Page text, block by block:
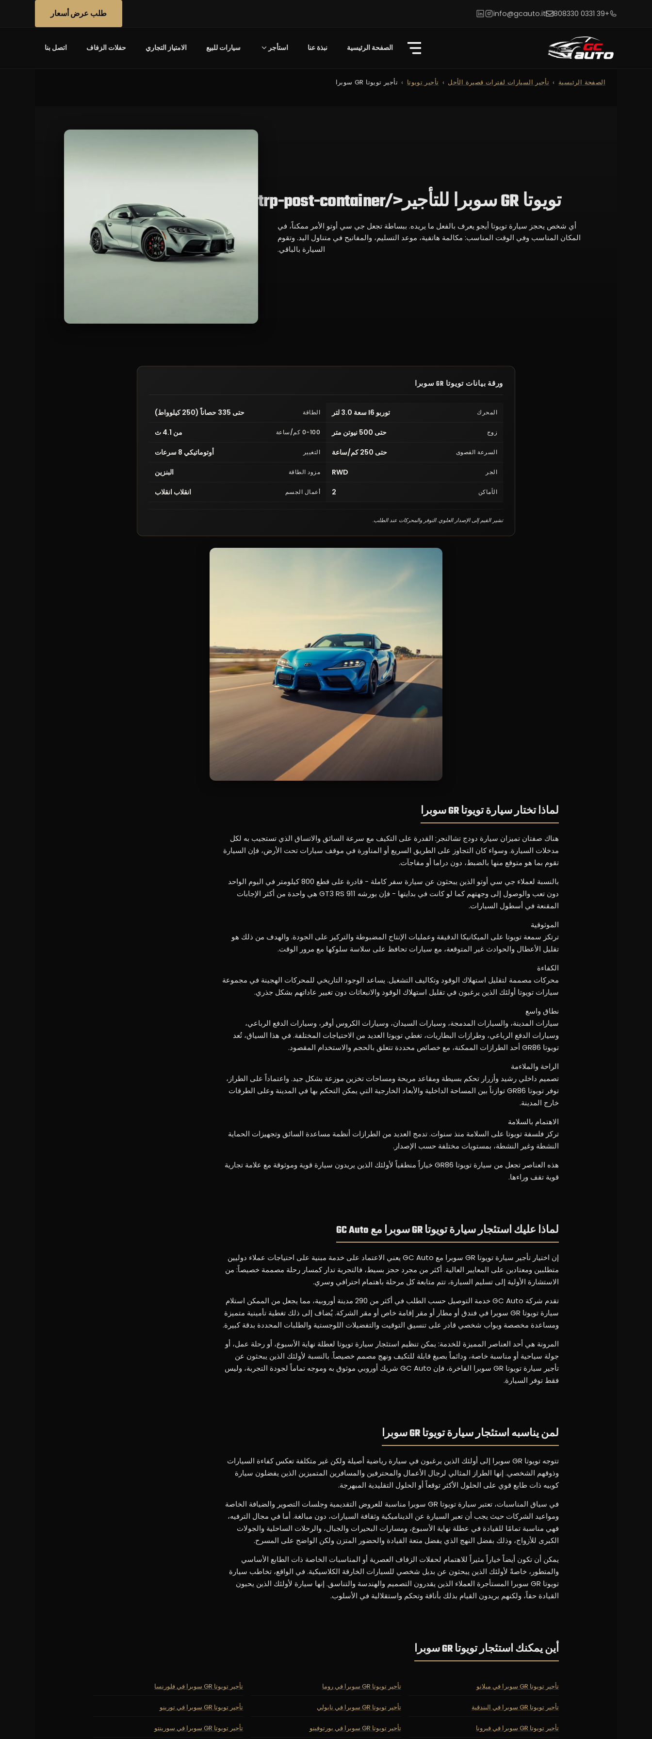
+39 0331 808330
info@gcauto.it طلب عرض أسعار
الصفحة الرئيسية نبذة عنا استأجر سيارات للبيع الامتياز التجاري حفلات الزفاف اتصل بنا
الصفحة الرئيسية تأجير السيارات لفترات قصيرة الأجل تأجير تويوتا تأجير تويوتا GR سوبرا
تويوتا GR سوبرا للتأجير</trp-post-container
أي شخص يحجز سيارة تويوتا أيجو يعرف بالفعل ما يريده. ببساطة تجعل جي سي أوتو الأمر ممكناً، في
المكان المناسب وفي الوقت المناسب: مكالمة هاتفية، موعد التسليم، والمفاتيح في متناول اليد. وتقوم
السيارة بالباقي.
ورقة بيانات تويوتا GR سوبرا
المحرك توربو I6 سعة 3.0 لتر الطاقة حتى 335 حصاناً (250 كيلوواط)
زوج حتى 500 نيوتن متر 0-100 كم/ساعة من 4.1 ث
السرعة القصوى حتى 250 كم/ساعة التغيير أوتوماتيكي 8 سرعات
الجر RWD مزود الطاقة البنزين
الأماكن 2 أعمال الجسم انقلاب انقلاب
تشير القيم إلى الإصدار العلوي. التوفر والمحركات عند الطلب.
لماذا تختار سيارة تويوتا GR سوبرا
هناك صفتان تميزان سيارة دودج تشالنجر: القدرة على التكيف مع سرعة السائق والاتساق الذي تستجيب به لكل
مدخلات السيارة. وسواء كان التجاوز على الطريق السريع أو المناورة في موقف سيارات تحت الأرض، فإن السيارة
تقوم بما هو متوقع منها بالضبط، دون دراما أو مفاجآت.
بالنسبة لعملاء جي سي أوتو الذين يبحثون عن سيارة سفر كاملة - قادرة على قطع 800 كيلومتر في اليوم الواحد
دون تعب والوصول إلى وجهتهم كما لو كانت في بدايتها - فإن بورشه 911 GT3 RS هي واحدة من أكثر الإجابات
المقنعة في أسطول السيارات.
الموثوقية
ترتكز سمعة تويوتا على الميكانيكا الدقيقة وعمليات الإنتاج المضبوطة والتركيز على الجودة. والهدف من ذلك هو
تقليل الأعطال والحوادث غير المتوقعة، مع سيارات تحافظ على سلاسة سلوكها مع مرور الوقت.
الكفاءة
محركات مصممة لتقليل استهلاك الوقود وتكاليف التشغيل. يساعد الوجود التاريخي للمحركات الهجينة في مجموعة
سيارات تويوتا أولئك الذين يرغبون في تقليل استهلاك الوقود والانبعاثات دون تغيير عاداتهم بشكل جذري.
نطاق واسع
سيارات المدينة، والسيارات المدمجة، وسيارات السيدان، وسيارات الكروس أوفر، وسيارات الدفع الرباعي،
وسيارات الدفع الرباعي، وطرازات البطاريات، تغطي تويوتا العديد من الاحتياجات المختلفة. في هذا السياق، تُعد
تويوتا GR86 أحد الطرازات الممكنة، مع خصائص محددة تتعلق بالحجم والاستخدام المقصود.
الراحة والملاءمة
تصميم داخلي رشيد وأزرار تحكم بسيطة ومقاعد مريحة ومساحات تخزين موزعة بشكل جيد. واعتماداً على الطراز،
توفر تويوتا GR86 توازناً بين المساحة الداخلية والأبعاد الخارجية التي يمكن التحكم بها في المدينة وعلى الطرقات
خارج المدينة.
الاهتمام بالسلامة
تركز فلسفة تويوتا على السلامة منذ سنوات. تدمج العديد من الطرازات أنظمة مساعدة السائق وتجهيزات الحماية
النشطة وغير النشطة، بمستويات مختلفة حسب الإصدار.
هذه العناصر تجعل من سيارة تويوتا GR86 خياراً منطقياً لأولئك الذين يريدون سيارة قوية وموثوقة مع علامة تجارية
قوية تقف وراءها.
لماذا عليك استئجار سيارة تويوتا GR سوبرا مع GC Auto
إن اختيار تأجير سيارة تويوتا GR سوبرا مع GC Auto يعني الاعتماد على خدمة مبنية على احتياجات عملاء دوليين
متطلبين ومعتادين على المعايير العالية. أكثر من مجرد حجز بسيط، فالتجربة تدار كمسار رحلة مصممة خصيصاً: من
الاستشارة الأولية إلى تسليم السيارة، تتم متابعة كل مرحلة باهتمام احترافي وسري.
تقدم شركة GC Auto خدمة التوصيل حسب الطلب في أكثر من 290 مدينة أوروبية، مما يجعل من الممكن استلام
سيارة تويوتا GR سوبرا في فندق أو مطار أو مقر إقامة خاص أو مقر الشركة. يُضاف إلى ذلك تغطية تأمينية متميزة
ومساعدة مخصصة وبواب شخصي قادر على تنسيق التوقيت والتفضيلات اللوجستية والطلبات المحددة بدقة كبيرة.
المرونة هي أحد العناصر المميزة للخدمة: يمكن تنظيم استئجار سيارة تويوتا لعطلة نهاية الأسبوع، أو رحلة عمل، أو
جولة سياحية أو مناسبة خاصة، ودائماً بصيغ قابلة للتكيف ونهج مصمم خصيصاً. بالنسبة لأولئك الذين يبحثون عن
تأجير سيارة تويوتا GR سوبرا الفاخرة، فإن GC Auto شريك أوروبي موثوق به وموجه تماماً لجودة التجربة، وليس
فقط توفر السيارة.
لمن يناسبه استئجار سيارة تويوتا GR سوبرا
تتوجه تويوتا GR سوبرا إلى أولئك الذين يرغبون في سيارة رياضية أصيلة ولكن غير متكلفة تعكس كفاءة السيارات
وذوقهم الشخصي. إنها الطراز المثالي لرجال الأعمال والمحترفين والمسافرين المتميزين الذين يفضلون سيارة
كوبيه ذات طابع قوي على الحلول الأكثر توقعاً أو الحلول التقليدية المبهرجة.
في سياق المناسبات، تعتبر سيارة تويوتا GR سوبرا مناسبة للعروض التقديمية وجلسات التصوير والضيافة الخاصة
ومواعيد الشركات حيث يجب أن تعبر السيارة عن الديناميكية وثقافة السيارات، دون مبالغة. أما في مجال الترفيه،
فهي مناسبة تمامًا للقيادة في عطلة نهاية الأسبوع، ومسارات البحيرات والجبال، والرحلات الساحلية والجولات
الكبرى للأزواج، وذلك بفضل النهج الذي يفضل متعة القيادة والحضور المتزن ولكن الواضح على المسرح.
يمكن أن تكون أيضاً خياراً مثيراً للاهتمام لحفلات الزفاف العصرية أو المناسبات الخاصة ذات الطابع الأساسي
والمتطور، خاصةً لأولئك الذين يبحثون عن بديل شخصي للسيارات الخارقة الكلاسيكية. في الواقع، تخاطب سيارة
تويوتا GR سوبرا المستأجرة العملاء الذين يقدرون التصميم والهندسة والتناسق. إنها سيارة لأولئك الذين يحبون
القيادة حقاً، ولكنهم يريدون القيام بذلك بأناقة وتحكم واستقلالية في الأسلوب.
أين يمكنك استئجار تويوتا GR سوبرا
تأجير تويوتا GR سوبرا في ميلانو تأجير تويوتا GR سوبرا في روما تأجير تويوتا GR سوبرا في فلورنسا
تأجير تويوتا GR سوبرا في البندقية تأجير تويوتا GR سوبرا في نابولي تأجير تويوتا GR سوبرا في تورينو
تأجير تويوتا GR سوبرا في فيرونا تأجير تويوتا GR سوبرا في بورتوفينو تأجير تويوتا GR سوبرا في سورينتو